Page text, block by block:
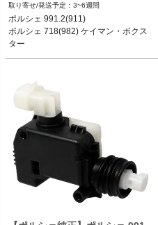
ポルシェ 991(911) カレラ／カレラS／
カレラ4／カレラ4S／ターボ／ターボ
S／GT3／GT3 RS／GT2 RS 11-19
ポルシェ 718(982)ケイマン ケイマン
／ケイマンS／ケイマンGTS 16-
ター／ボクスターS／ボクスターGTS
ポルシェ 981ケイマン ケイマン／ケイ
マンS／GT4 12-16
ポルシェ 981ボクスター ボクスター／
ボクスターS 12-16
3~6週間
ポルシェ 991.2(911)
ポルシェ 718(982) ケイマン・ボクス
ター